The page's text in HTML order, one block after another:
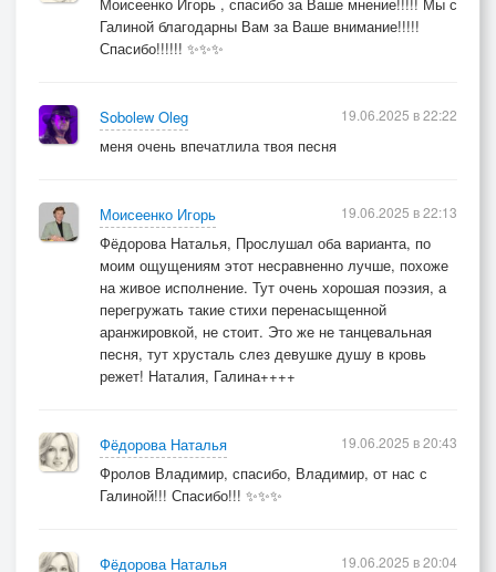
На стёклах Окон замёрзли мечты
Твоих обещаний пустые следы
И верить тебе больше мне не резон
Моё отражение терзает печаль
Слова твои жгут
Но я промолчу
В них тонет мой свет
Тебя отпущу
Уносит с собой тень ушедших ночей
Я найду в себе силы
Я стану другой
Галиной благодарны Вам за Ваше внимание!!!!!
Спасибо!!!!!! ✨✨✨
Sobolew Oleg
меня очень впечатлила твоя песня
19.06.2025 в 22:22
Моисеенко Игорь
Фёдорова Наталья, Прослушал оба варианта, по
моим ощущениям этот несравненно лучше, похоже
на живое исполнение. Тут очень хорошая поэзия, а
перегружать такие стихи перенасыщенной
аранжировкой, не стоит. Это же не танцевальная
песня, тут хрусталь слез девушке душу в кровь
режет! Наталия, Галина++++
19.06.2025 в 22:13
Фёдорова Наталья
Фролов Владимир, спасибо, Владимир, от нас с
Галиной!!! Спасибо!!! ✨✨✨
19.06.2025 в 20:43
Фёдорова Наталья 19.06.2025 в 20:04